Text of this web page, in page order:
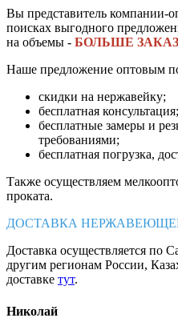
Вы представитель компании-
поисках выгодного
на объемы - БОЛЬШЕ
Наше предложение оптовым
скидки на нержавейку;
бесплатная консультация;
бесплатные замеры и
требованиями;
бесплатная погрузка,
Также осуществляем
проката.
ДОСТАВКА
Доставка осуществляется по
другим регионам России,
доставке тут.
Николай